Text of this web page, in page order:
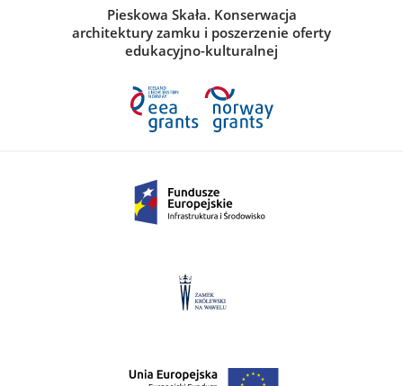
Pieskowa Skała. Konserwacja
architektury zamku i poszerzenie oferty
edukacyjno-kulturalnej